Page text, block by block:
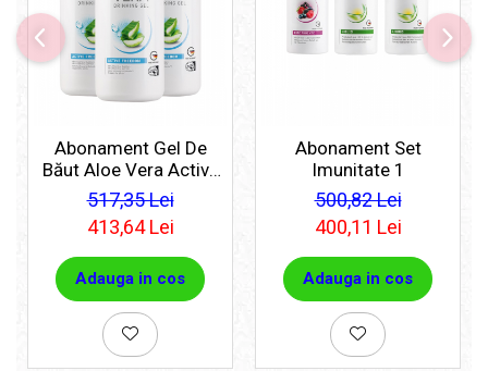
Abonament Gel De
Băut Aloe Vera Active
Freedom
517,35 Lei
413,64 Lei
Adauga in cos
Abonament Set
Imunitate 1
500,82 Lei
400,11 Lei
Adauga in cos